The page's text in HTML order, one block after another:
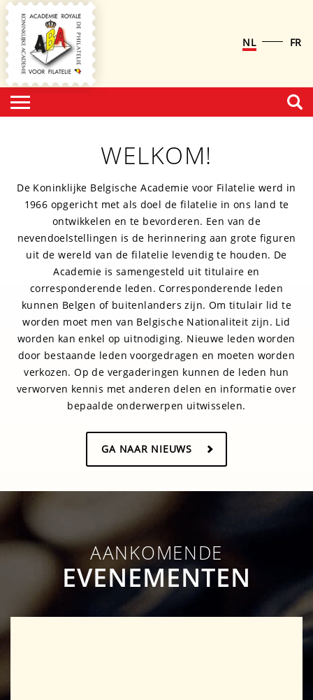
NL FR
WELKOM!
De Koninklijke Belgische Academie voor Filatelie werd in
1966 opgericht met als doel de filatelie in ons land te
ontwikkelen en te bevorderen. Een van de
nevendoelstellingen is de herinnering aan grote figuren
uit de wereld van de filatelie levendig te houden. De
Academie is samengesteld uit titulaire en
corresponderende leden. Corresponderende leden
kunnen Belgen of buitenlanders zijn. Om titulair lid te
worden moet men van Belgische Nationaliteit zijn. Lid
worden kan enkel op uitnodiging. Nieuwe leden worden
door bestaande leden voorgedragen en moeten worden
verkozen. Op de vergaderingen kunnen de leden hun
verworven kennis met anderen delen en informatie over
bepaalde onderwerpen uitwisselen.
GA NAAR NIEUWS
AANKOMENDE
EVENEMENTEN